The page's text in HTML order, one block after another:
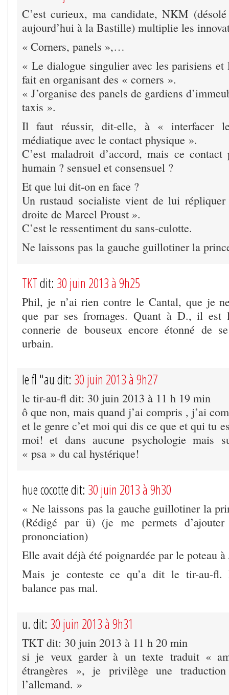
C’est curieux, ma candidate, NKM
aujourd’hui à la Bastille) multiplie les
« Corners, panels »,…
« Le dialogue singulier avec les parisiens et
fait en organisant des « corners ».
« J’organise des panels de gardiens
taxis ».
Il faut réussir, dit-elle, à « interfacer
médiatique avec le contact physique ».
C’est maladroit d’accord, mais ce contact
humain ? sensuel et consensuel ?
Et que lui dit-on en face ?
Un rustaud socialiste vient de lui
droite de Marcel Proust ».
C’est le ressentiment du sans-culotte.
Ne laissons pas la gauche guillotiner la
TKTdit: 30 juin 2013 à 9h25
Phil, je n’ai rien contre le Cantal, que je
que par ses fromages. Quant à D., il est
connerie de bouseux encore étonné de
urbain.
le fl "au dit: 30 juin 2013 à 9h27
le tir-au-fl dit: 30 juin 2013 à 11 h 19 min
ô que non, mais quand j’ai compris , j’ai
et le genre c’et moi qui dis ce que et qui tu
moi! et dans aucune psychologie mais
« psa » du cal hystérique!
hue cocotte dit: 30 juin 2013 à 9h30
« Ne laissons pas la gauche guillotiner la
(Rédigé par ü) (je me permets
prononciation)
Elle avait déjà été poignardée par le poteau à
Mais je conteste ce qu’a dit le tir-au-fl.
balance pas mal.
u. dit: 30 juin 2013 à 9h31
TKT dit: 30 juin 2013 à 11 h 20 min
si je veux garder à un texte traduit «
étrangères », je privilège une
l’allemand. »